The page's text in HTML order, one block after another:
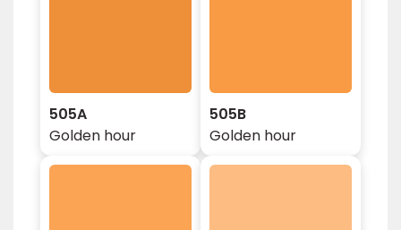
505A
Golden hour
505B
Golden hour